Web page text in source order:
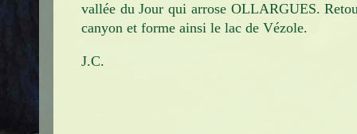
vallée du Jour qui arrose OLLARGUES.
canyon et forme ainsi le lac de Vézole.
J.C.